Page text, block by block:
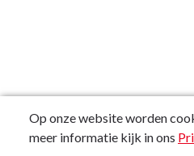
Op onze website worden
meer informatie kijk in ons